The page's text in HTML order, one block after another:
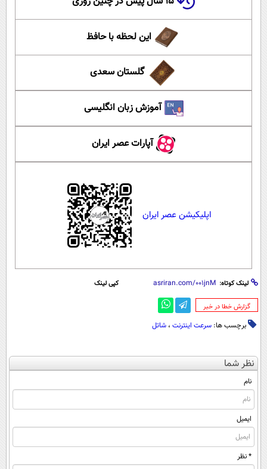
این لحظه با حافظ
گلستان سعدی
آموزش زبان انگلیسی
آپارات عصر ایران
اپلیکیشن عصر ایران
لینک کوتاه: کپی لینک
‌گزارش خطا در خبر
برچسب ها: سرعت اینترنت ، شاتل
نظر شما
نام
ایمیل
* نظر